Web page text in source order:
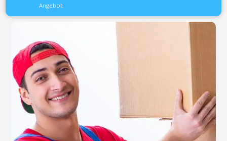
Angebot.